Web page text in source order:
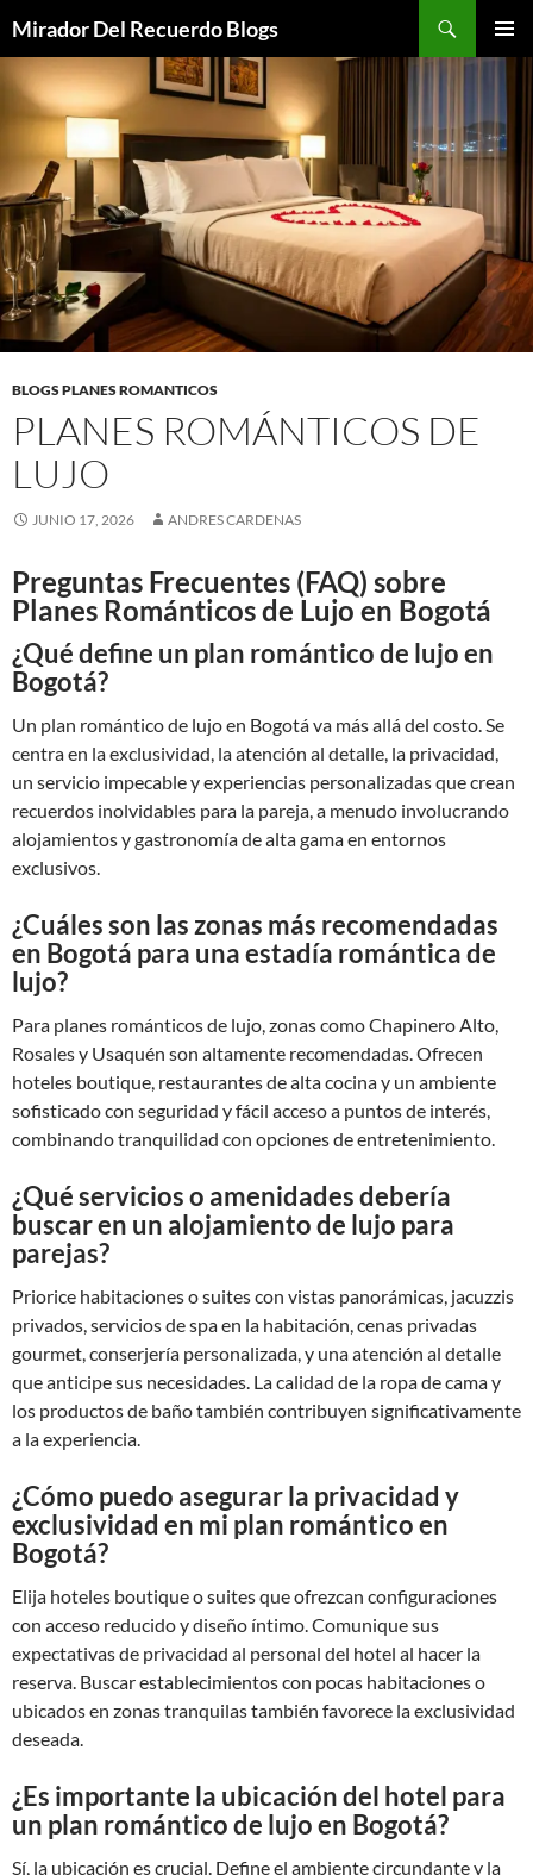
contenido
Mirador Del Recuerdo Blogs
BLOGS PLANES ROMANTICOS
PLANES ROMÁNTICOS DE
LUJO
JUNIO 17, 2026 ANDRES CARDENAS
Preguntas Frecuentes (FAQ) sobre
Planes Románticos de Lujo en Bogotá
¿Qué define un plan romántico de lujo en
Bogotá?
Un plan romántico de lujo en Bogotá va más allá del costo. Se
centra en la exclusividad, la atención al detalle, la privacidad,
un servicio impecable y experiencias personalizadas que crean
recuerdos inolvidables para la pareja, a menudo involucrando
alojamientos y gastronomía de alta gama en entornos
exclusivos.
¿Cuáles son las zonas más recomendadas
en Bogotá para una estadía romántica de
lujo?
Para planes románticos de lujo, zonas como Chapinero Alto,
Rosales y Usaquén son altamente recomendadas. Ofrecen
hoteles boutique, restaurantes de alta cocina y un ambiente
sofisticado con seguridad y fácil acceso a puntos de interés,
combinando tranquilidad con opciones de entretenimiento.
¿Qué servicios o amenidades debería
buscar en un alojamiento de lujo para
parejas?
Priorice habitaciones o suites con vistas panorámicas, jacuzzis
privados, servicios de spa en la habitación, cenas privadas
gourmet, conserjería personalizada, y una atención al detalle
que anticipe sus necesidades. La calidad de la ropa de cama y
los productos de baño también contribuyen significativamente
a la experiencia.
¿Cómo puedo asegurar la privacidad y
exclusividad en mi plan romántico en
Bogotá?
Elija hoteles boutique o suites que ofrezcan configuraciones
con acceso reducido y diseño íntimo. Comunique sus
expectativas de privacidad al personal del hotel al hacer la
reserva. Buscar establecimientos con pocas habitaciones o
ubicados en zonas tranquilas también favorece la exclusividad
deseada.
¿Es importante la ubicación del hotel para
un plan romántico de lujo en Bogotá?
Sí, la ubicación es crucial. Define el ambiente circundante y la